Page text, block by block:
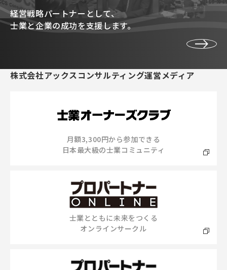
経営戦略パートナーとして、
士業と企業の成功を支援します。
株式会社アックスコンサルティング運営メディア
月額3,300円から参加できる
日本最大級の士業コミュニティ
士業とともに未来をつくる
オンラインサークル